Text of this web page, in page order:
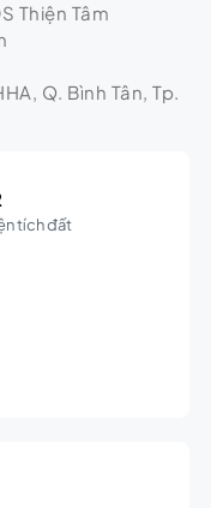
Thiện Tâm
Q. Bình Tân, Tp.
tích đất